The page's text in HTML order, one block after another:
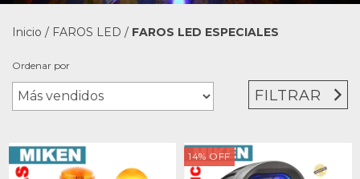
Inicio / FAROS LED / FAROS LED ESPECIALES
Ordenar por
FILTRAR
14% OFF